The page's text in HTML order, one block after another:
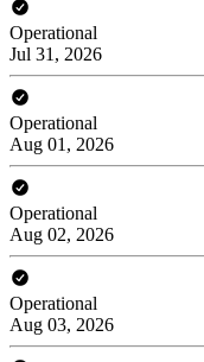
Operational
Jul 31, 2026
Operational
Aug 01, 2026
Operational
Aug 02, 2026
Operational
Aug 03, 2026